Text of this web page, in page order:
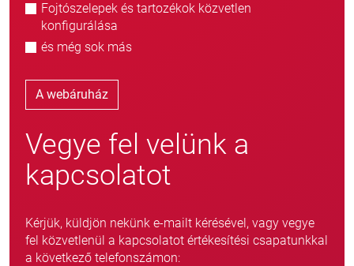
Fojtószelepek és tartozékok közvetlen
konfigurálása
és még sok más
A webáruház
Vegye fel velünk a
kapcsolatot
Kérjük, küldjön nekünk e-mailt kérésével, vagy vegye
fel közvetlenül a kapcsolatot értékesítési csapatunkkal
a következő telefonszámon: